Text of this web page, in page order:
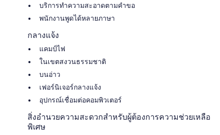
บริการทำความสะอาดตามคำขอ
พนักงานพูดได้หลายภาษา
กลางแจ้ง
แคมป์ไฟ
ในเขตสงวนธรรมชาติ
บนอ่าว
เฟอร์นิเจอร์กลางแจ้ง
อุปกรณ์เชื่อมต่อคอมพิวเตอร์
สิ่งอำนวยความสะดวกสำหรับผู้ต้องการความช่วยเหลือ
พิเศษ